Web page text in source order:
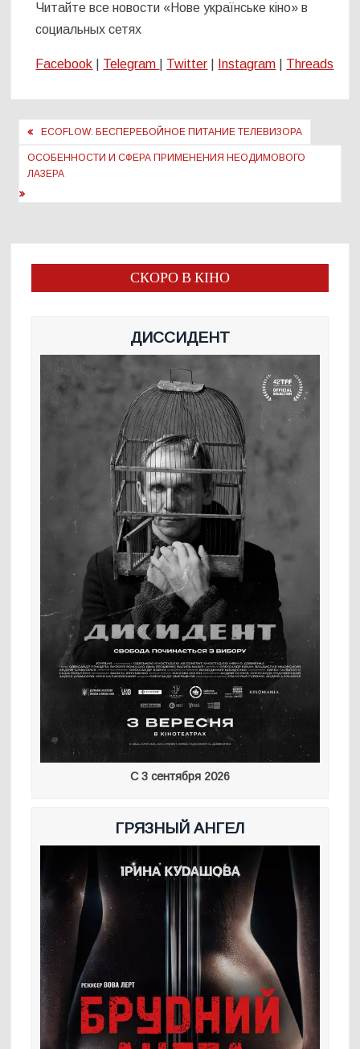
Читайте все новости «Нове українське кіно» в
социальных сетях
Facebook Telegram Twitter Instagram Threads
Навигация
по
записям
ECOFLOW: БЕСПЕРЕБОЙНОЕ ПИТАНИЕ ТЕЛЕВИЗОРА
ОСОБЕННОСТИ И СФЕРА ПРИМЕНЕНИЯ НЕОДИМОВОГО
ЛАЗЕРА
СКОРО В КІНО
ДИССИДЕНТ
С 3 сентября 2026
ГРЯЗНЫЙ АНГЕЛ